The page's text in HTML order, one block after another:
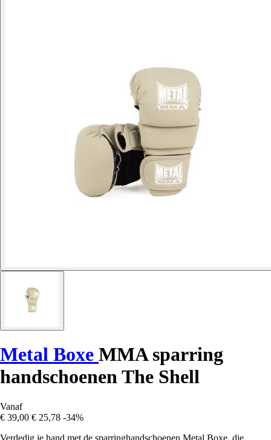
Metal Boxe MMA sparring
handschoenen The Shell
Vanaf
€ 39,00 € 25,78 -34%
Verdedig je hand met de sparringhandschoenen Metal Boxe, die